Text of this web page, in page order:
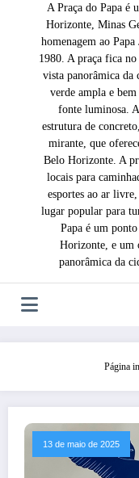
A Praça do Papa é
Horizonte, Minas
homenagem ao
1980. A praça fica
vista panorâmica da
verde ampla e
fonte luminosa.
estrutura de
mirante, que
Belo Horizonte. A
locais para
esportes ao ar
lugar popular para
Papa é um
Horizonte, e um
panorâmica da
Página
13 de maio de 2025